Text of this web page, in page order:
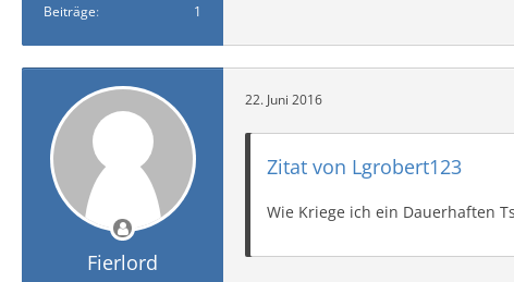
Beiträge 1
Fierlord
22. Juni 2016
Zitat von Lgrobert123
Wie Kriege ich ein Dauerhaften